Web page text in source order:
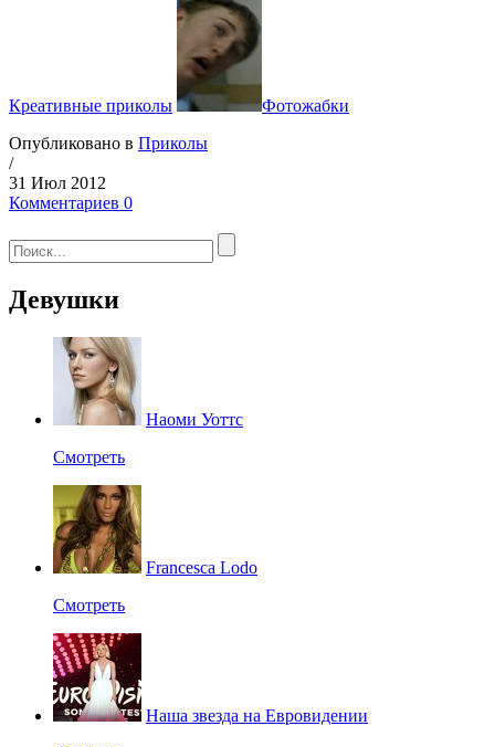
Креативные приколы
Фотожабки
Опубликовано в Приколы
/
31 Июл 2012
Комментариев 0
Девушки
Наоми Уоттс
Смотреть
Francesca Lodo
Смотреть
Наша звезда на Евровидении